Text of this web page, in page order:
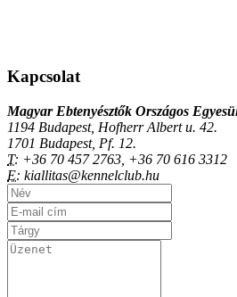
Kapcsolat
Magyar Ebtenyésztők Országos
1194 Budapest, Hofherr Albert u. 42.
1701 Budapest, Pf. 12.
T: +36 70 457 2763, +36 70 616 3312
E: kiallitas@kennelclub.hu